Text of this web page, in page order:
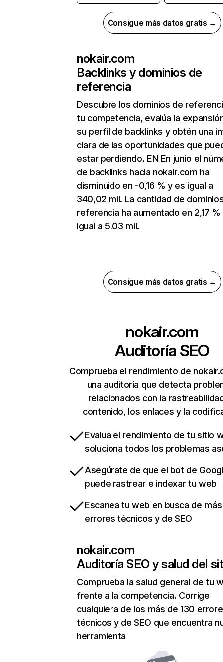
Consigue más datos gratis →
nokair.com
Backlinks y dominios de
referencia
Descubre los dominios de
tu competencia, evalúa la
su perfil de backlinks y obtén una
clara de las oportunidades que
estar perdiendo. EN En junio el
de backlinks hacia nokair.com ha
disminuido en -0,16 % y es igual a
340,02 mil. La cantidad de
referencia ha aumentado en 2,17
igual a 5,03 mil.
Consigue más datos gratis →
nokair.com
Auditoría SEO
Comprueba el rendimiento de
una auditoría que detecta
relacionados con la
contenido, los enlaces y la
Evalua el rendimiento de tu sitio
soluciona todos los problemas
Asegúrate de que el bot de
puede rastrear e indexar tu web
Escanea tu web en busca de
errores técnicos y de SEO
nokair.com
Auditoría SEO y salud del
Comprueba la salud general de tu
frente a la competencia. Corrige
cualquiera de los más de 130
técnicos y de SEO que encuentra
herramienta